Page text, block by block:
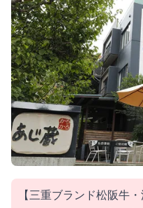
【三重ブランド松阪牛